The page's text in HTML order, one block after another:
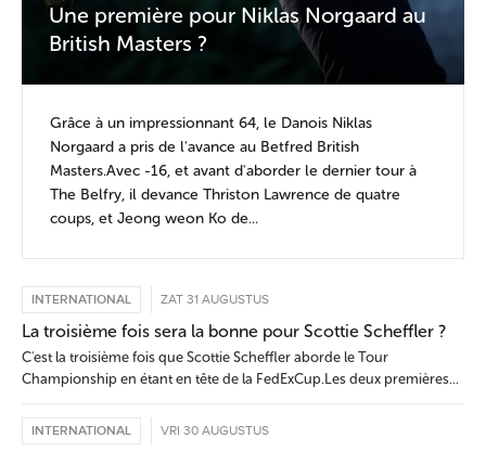
Une première pour Niklas Norgaard au
British Masters ?
Grâce à un impressionnant 64, le Danois Niklas
Norgaard a pris de l'avance au Betfred British
Masters.Avec -16, et avant d'aborder le dernier tour à
The Belfry, il devance Thriston Lawrence de quatre
coups, et Jeong weon Ko de...
INTERNATIONAL ZAT 31 AUGUSTUS
La troisième fois sera la bonne pour Scottie Scheffler ?
C'est la troisième fois que Scottie Scheffler aborde le Tour
Championship en étant en tête de la FedExCup.Les deux premières...
INTERNATIONAL VRI 30 AUGUSTUS